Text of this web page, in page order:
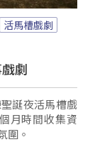
活馬槽戲劇
劇
誕夜活馬槽戲
月時間收集資
圍。